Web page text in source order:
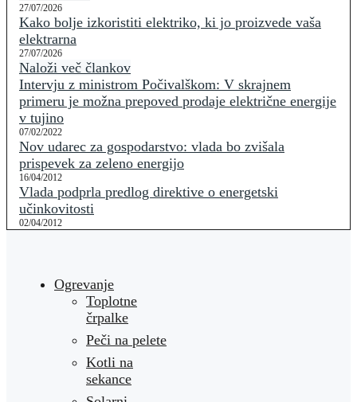
27/07/2026
Kako bolje izkoristiti elektriko, ki jo proizvede vaša
elektrarna
27/07/2026
Naloži več člankov
Intervju z ministrom Počivalškom: V skrajnem
primeru je možna prepoved prodaje električne energije
v tujino
07/02/2022
Nov udarec za gospodarstvo: vlada bo zvišala
prispevek za zeleno energijo
16/04/2012
Vlada podprla predlog direktive o energetski
učinkovitosti
02/04/2012
Ogrevanje
Toplotne
črpalke
Peči na pelete
Kotli na
sekance